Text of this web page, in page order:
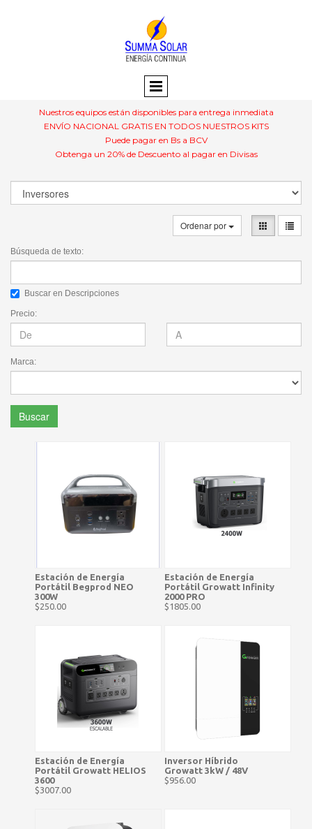
Nuestros equipos están disponibles para entrega inmediata
ENVÍO NACIONAL GRATIS EN TODOS NUESTROS KITS
Puede pagar en Bs a BCV
Obtenga un 20% de Descuento al pagar en Divisas
Ordenar por
Búsqueda de texto:
Buscar en Descripciones
Precio:
Marca:
Buscar
Estación de Energía
Portátil Begprod NEO
300W
$250.00
Estación de Energía
Portátil Growatt Infinity
2000 PRO
$1805.00
Estación de Energía
Portátil Growatt HELIOS
3600
$3007.00
Inversor Híbrido
Growatt 3kW / 48V
$956.00